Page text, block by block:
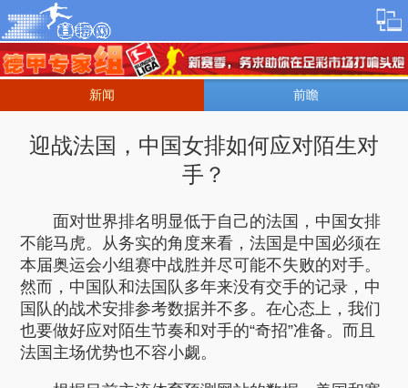
新闻 前瞻
迎战法国，中国女排如何应对陌生对
手？
面对世界排名明显低于自己的法国，中国女排
不能马虎。从务实的角度来看，法国是中国必须在
本届奥运会小组赛中战胜并尽可能不失败的对手。
然而，中国队和法国队多年来没有交手的记录，中
国队的战术安排参考数据并不多。在心态上，我们
也要做好应对陌生节奏和对手的“奇招”准备。而且
法国主场优势也不容小觑。